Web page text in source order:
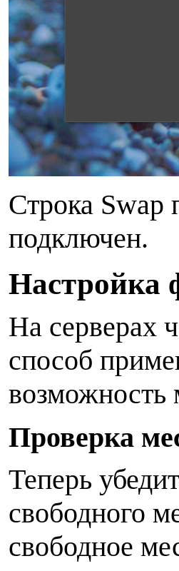
Строка Swap
подключен.
Настройка
На серверах
способ
возможность
Проверка
Теперь
свободного
свободное